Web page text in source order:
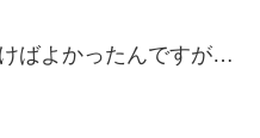
ばよかったんですが…